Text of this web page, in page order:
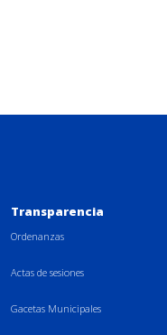
Transparencia
Ordenanzas
Actas de sesiones
Gacetas Municipales